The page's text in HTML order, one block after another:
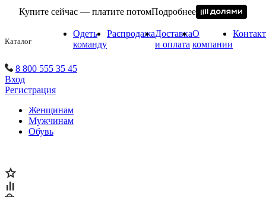
Купите сейчас — платите потомПодробнее
Каталог
Одеть
команду
РаспродажаДоставка
и оплата
О
компании
8 800 555 35 45
Вход
Регистрация
Женщинам
Мужчинам
Обувь